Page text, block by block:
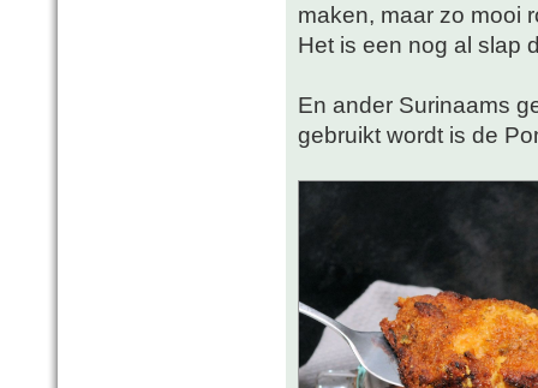
maken, maar zo mooi
Het is een nog al slap
En ander Surinaams
gebruikt wordt is de